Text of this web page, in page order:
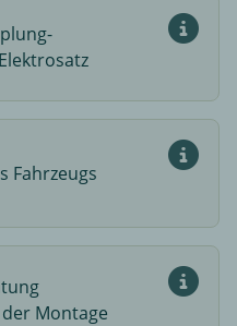
Fahrzeugs
Montage